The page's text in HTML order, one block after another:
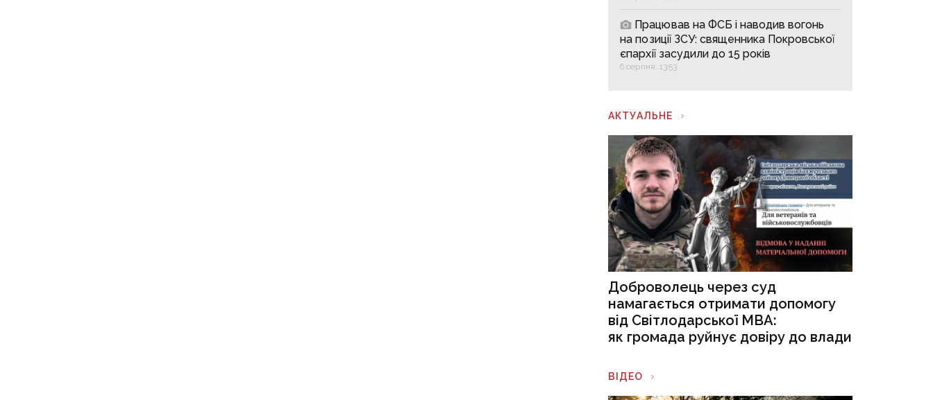
Працював на ФСБ і наводив вогонь
на позиції ЗСУ: священника Покровської
єпархії засудили до 15 років
6 серпня, 13:53
АКТУАЛЬНЕ
Доброволець через суд
намагається отримати допомогу
від Світлодарської МВА:
як громада руйнує довіру до влади
ВІДЕО